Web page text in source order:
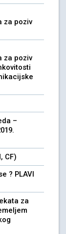
za poziv
za poziv
–
CF)
? PLAVI
za